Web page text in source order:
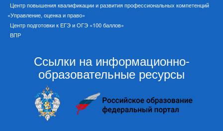
Центр повышения квалификации и развития профессиональных компетенций
«Управление, оценка и право»
Центр подготовки к ЕГЭ и ОГЭ «100 баллов»
ВПР
Ссылки на информационно-
образовательные ресурсы